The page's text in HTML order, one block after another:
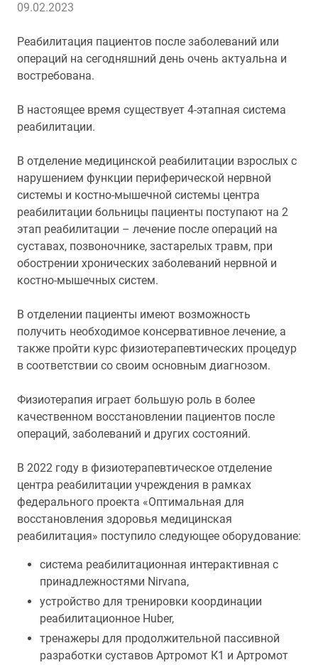
09.02.2023
Реабилитация пациентов после заболеваний или
операций на сегодняшний день очень актуальна и
востребована.
В настоящее время существует 4-этапная система
реабилитации.
В отделение медицинской реабилитации взрослых с
нарушением функции периферической нервной
системы и костно-мышечной системы центра
реабилитации больницы пациенты поступают на 2
этап реабилитации – лечение после операций на
суставах, позвоночнике, застарелых травм, при
обострении хронических заболеваний нервной и
костно-мышечных систем.
В отделении пациенты имеют возможность
получить необходимое консервативное лечение, а
также пройти курс физиотерапевтических процедур
в соответствии со своим основным диагнозом.
Физиотерапия играет большую роль в более
качественном восстановлении пациентов после
операций, заболеваний и других состояний.
В 2022 году в физиотерапевтическое отделение
центра реабилитации учреждения в рамках
федерального проекта «Оптимальная для
восстановления здоровья медицинская
реабилитация» поступило следующее оборудование:
система реабилитационная интерактивная с
принадлежностями Nirvana,
устройство для тренировки координации
реабилитационное Huber,
тренажеры для продолжительной пассивной
разработки суставов Артромот К1 и Артромот